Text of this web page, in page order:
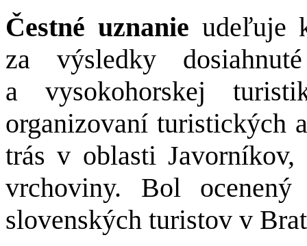
Čestné uznanie udeľuje
za výsledky
a vysokohorskej
organizovaní turistických
trás v oblasti
vrchoviny. Bol
slovenských turistov v